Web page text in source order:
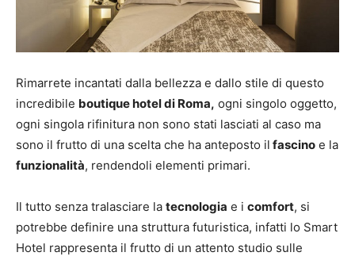
Rimarrete incantati dalla bellezza e dallo stile di questo
incredibile boutique hotel di Roma, ogni singolo oggetto,
ogni singola rifinitura non sono stati lasciati al caso ma
sono il frutto di una scelta che ha anteposto il fascino e la
funzionalità, rendendoli elementi primari.
Il tutto senza tralasciare la tecnologia e i comfort, si
potrebbe definire una struttura futuristica, infatti lo Smart
Hotel rappresenta il frutto di un attento studio sulle